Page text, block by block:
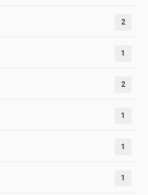
2
1
2
1
1
1